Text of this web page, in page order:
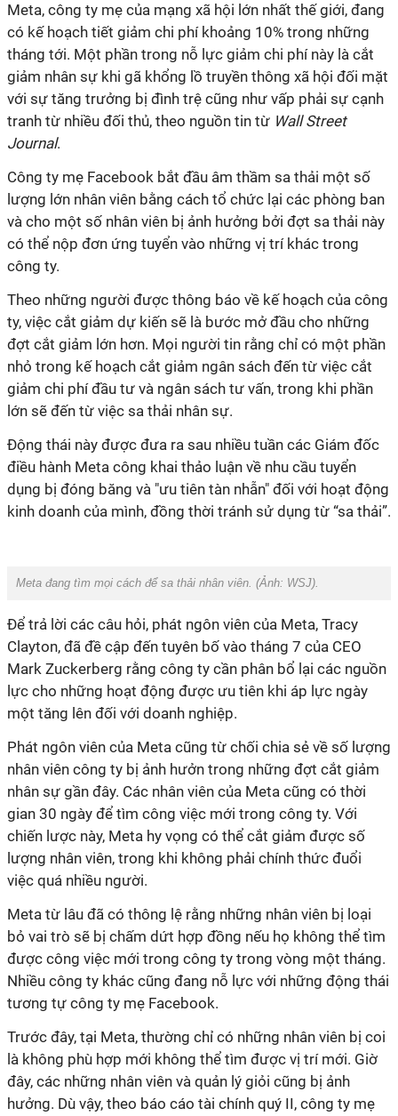
Meta, công ty mẹ của mạng xã hội lớn nhất thế giới, đang
có kế hoạch tiết giảm chi phí khoảng 10% trong những
tháng tới. Một phần trong nỗ lực giảm chi phí này là cắt
giảm nhân sự khi gã khổng lồ truyền thông xã hội đối mặt
với sự tăng trưởng bị đình trệ cũng như vấp phải sự cạnh
tranh từ nhiều đối thủ, theo nguồn tin từ Wall Street
Journal.
Công ty mẹ Facebook bắt đầu âm thầm sa thải một số
lượng lớn nhân viên bằng cách tổ chức lại các phòng ban
và cho một số nhân viên bị ảnh hưởng bởi đợt sa thải này
có thể nộp đơn ứng tuyển vào những vị trí khác trong
công ty.
Theo những người được thông báo về kế hoạch của công
ty, việc cắt giảm dự kiến ​​sẽ là bước mở đầu cho những
đợt cắt giảm lớn hơn. Mọi người tin rằng chỉ có một phần
nhỏ trong kế hoạch cắt giảm ngân sách đến từ việc cắt
giảm chi phí đầu tư và ngân sách tư vấn, trong khi phần
lớn sẽ đến từ việc sa thải nhân sự.
Động thái này được đưa ra sau nhiều tuần các Giám đốc
điều hành Meta công khai thảo luận về nhu cầu tuyển
dụng bị đóng băng và "ưu tiên tàn nhẫn" đối với hoạt động
kinh doanh của mình, đồng thời tránh sử dụng từ “sa thải”.
Meta đang tìm mọi cách để sa thải nhân viên. (Ảnh: WSJ).
Để trả lời các câu hỏi, phát ngôn viên của Meta, Tracy
Clayton, đã đề cập đến tuyên bố vào tháng 7 của CEO
Mark Zuckerberg rằng công ty cần phân bổ lại các nguồn
lực cho những hoạt động được ưu tiên khi áp lực ngày
một tăng lên đối với doanh nghiệp.
Phát ngôn viên của Meta cũng từ chối chia sẻ về số lượng
nhân viên công ty bị ảnh hưởn trong những đợt cắt giảm
nhân sự gần đây. Các nhân viên của Meta cũng có thời
gian 30 ngày để tìm công việc mới trong công ty. Với
chiến lược này, Meta hy vọng có thể cắt giảm được số
lượng nhân viên, trong khi không phải chính thức đuổi
việc quá nhiều người.
Meta từ lâu đã có thông lệ rằng những nhân viên bị loại
bỏ vai trò sẽ bị chấm dứt hợp đồng nếu họ không thể tìm
được công việc mới trong công ty trong vòng một tháng.
Nhiều công ty khác cũng đang nỗ lực với những động thái
tương tự công ty mẹ Facebook.
Trước đây, tại Meta, thường chỉ có những nhân viên bị coi
là không phù hợp mới không thể tìm được vị trí mới. Giờ
đây, các những nhân viên và quản lý giỏi cũng bị ảnh
hưởng. Dù vậy, theo báo cáo tài chính quý II, công ty mẹ